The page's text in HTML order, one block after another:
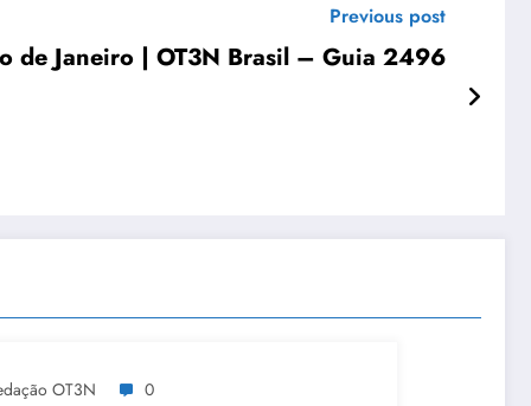
Previous post
de Janeiro | OT3N Brasil – Guia 2496
OT3N 0